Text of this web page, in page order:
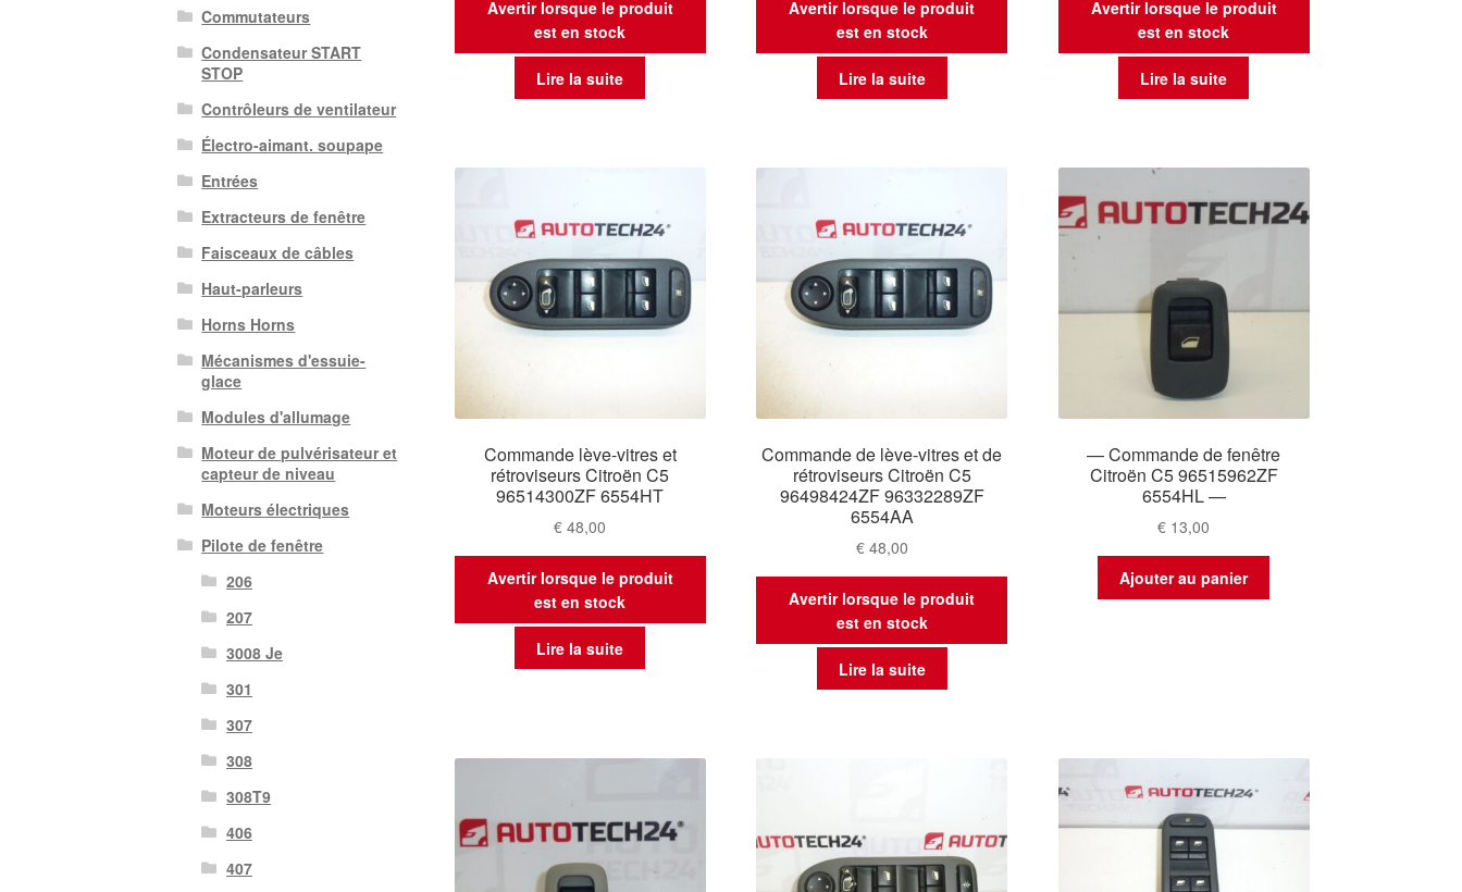
Avertir lorsque le produit
est en stock
Lire la suite
Avertir lorsque le produit
est en stock
Lire la suite
Avertir lorsque le produit
est en stock
Lire la suite
Commande lève-vitres et
rétroviseurs Citroën C5
96514300ZF 6554HT
€ 48,00
Avertir lorsque le produit
est en stock
Lire la suite
Commande de lève-vitres et de
rétroviseurs Citroën C5
96498424ZF 96332289ZF
6554AA
€48,00
Avertir lorsque le produit
est en stock
Lire la suite
— Commande de fenêtre
Citroën C5 96515962ZF
6554HL —
€ 13,00
Ajouter au panier
Commutateurs
Condensateur START
STOP
Contrôleurs de ventilateur
Électro-aimant. soupape
Entrées
Extracteurs de fenêtre
Faisceaux de câbles
Haut-parleurs
Horns Horns
Mécanismes d'essuie-
glace
Modules d'allumage
Moteur de pulvérisateur et
capteur de niveau
Moteurs électriques
Pilote de fenêtre
206
207
3008 Je
301
307
308
308T9
406
407